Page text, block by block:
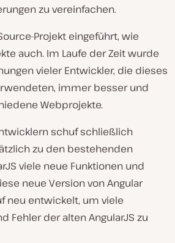
zu vereinfachen.
Projekt eingeführt, wie
auch. Im Laufe der Zeit wurde
vieler Entwickler, die dieses
immer besser und
Webprojekte.
schuf schließlich
zu den bestehenden
viele neue Funktionen und
neue Version von Angular
neu entwickelt, um viele
Fehler der alten AngularJS zu